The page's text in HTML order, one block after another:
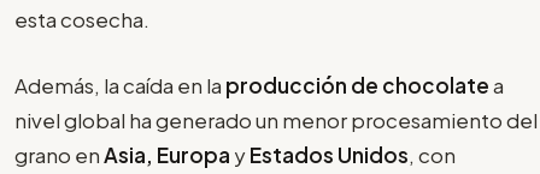
esta cosecha.
Además, la caída en la producción de chocolatea
nivel global ha generado un menor procesamiento del
grano enAsia, Europa yEstados Unidos, con